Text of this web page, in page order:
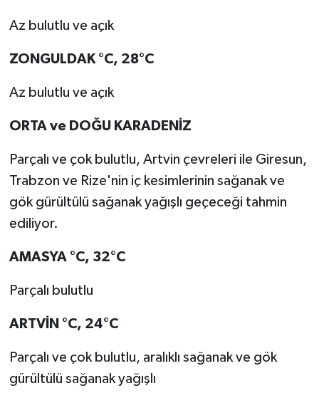
Az bulutlu ve açık
ZONGULDAK °C, 28°C
Az bulutlu ve açık
ORTA ve DOĞU KARADENİZ
Parçalı ve çok bulutlu, Artvin çevreleri ile Giresun,
Trabzon ve Rize'nin iç kesimlerinin sağanak ve
gök gürültülü sağanak yağışlı geçeceği tahmin
ediliyor.
AMASYA °C, 32°C
Parçalı bulutlu
ARTVİN °C, 24°C
Parçalı ve çok bulutlu, aralıklı sağanak ve gök
gürültülü sağanak yağışlı